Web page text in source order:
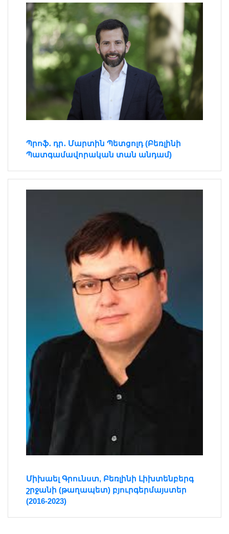
Պրոֆ․ դր․ Մարտին Պետցոլդ (Բեռլինի
Պատգամավորական տան անդամ)
Միխաել Գրունստ, Բեռլինի Լիխտենբերգ
շրջանի (թաղապետ) բյուրգերմայստեր
(2016-2023)